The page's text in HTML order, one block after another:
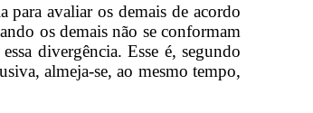
para avaliar os demais de acordo
os demais não se conformam
divergência. Esse é, segundo
almeja-se, ao mesmo tempo,